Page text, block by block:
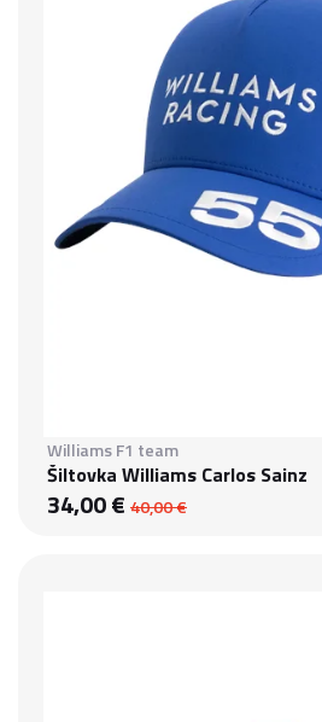
Williams F1 team
Šiltovka Williams Carlos Sainz
34,00 € 40,00 €